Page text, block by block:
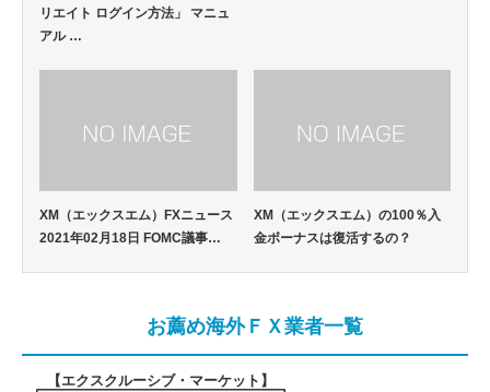
リエイト ログイン方法」 マニュ
アル …
XM（エックスエム）FXニュース
2021年02月18日 FOMC議事…
XM（エックスエム）の100％入
金ボーナスは復活するの？
お薦め海外ＦＸ業者一覧
【エクスクルーシブ・マーケット 】